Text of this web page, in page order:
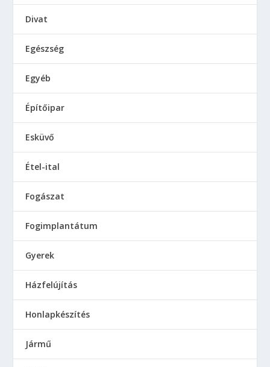
Divat
Egészség
Egyéb
Építőipar
Esküvő
Étel-ital
Fogászat
Fogimplantátum
Gyerek
Házfelújítás
Honlapkészítés
Jármű